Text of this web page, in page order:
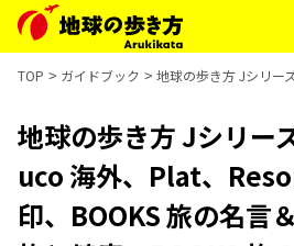
TOP ガイドブック 地球の歩き方 Jシリー
地球の歩き方 Jシリー
uco 海外、Plat、
印、BOOKS 旅の名言